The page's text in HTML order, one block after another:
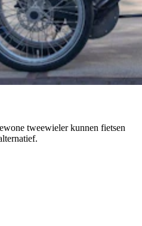
tweewieler kunnen fietsen